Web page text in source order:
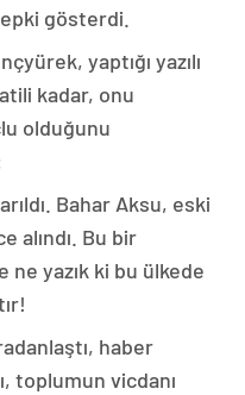
gösterdi.
yaptığı yazılı
kadar, onu
olduğunu
Bahar Aksu, eski
alındı. Bu bir
ne yazık ki bu ülkede
haber
toplumun vicdanı